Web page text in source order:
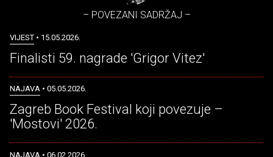
– POVEZANI SADRŽAJ –
VIJEST • 15.05.2026.
Finalisti 59. nagrade 'Grigor Vitez'
NAJAVA • 05.05.2026.
Zagreb Book Festival koji povezuje –
'Mostovi' 2026.
NAJAVA • 06.02.2026.